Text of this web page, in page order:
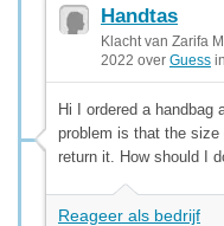
Handtas
Klacht van Zarifa
2022 over Guess
Hi I ordered a handbag
problem is that the
return it. How should I
Reageer als bedrijf